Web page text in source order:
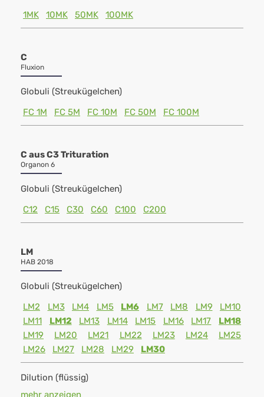
1MK
10MK 50MK 100MK
C
Fluxion
Globuli (Streukügelchen)
FC 1M
FC 5M FC 10M FC 50M FC 100M
C aus C3 Trituration
Organon 6
Globuli (Streukügelchen)
C12
C15 C30 C60 C100 C200
LM
HAB 2018
Globuli (Streukügelchen)
LM2
LM3 LM4 LM5 LM6 LM7 LM8 LM9
LM10
LM11
LM12 LM13 LM14 LM15 LM16 LM17
LM18
LM19
LM20 LM21 LM22 LM23 LM24
LM25
LM26
LM27 LM28 LM29 LM30
Dilution (flüssig)
mehr anzeigen